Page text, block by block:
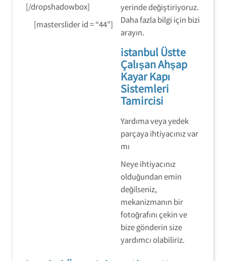
[/dropshadowbox]
[masterslider id = “44”]
yerinde değiştiriyoruz.
Daha fazla bilgi için bizi
arayın.
istanbul Üstte
Çalışan Ahşap
Kayar Kapı
Sistemleri
Tamircisi
Yardıma veya yedek
parçaya ihtiyacınız var
mı
Neye ihtiyacınız
olduğundan emin
değilseniz,
mekanizmanın bir
fotoğrafını çekin ve
bize gönderin size
yardımcı olabiliriz.